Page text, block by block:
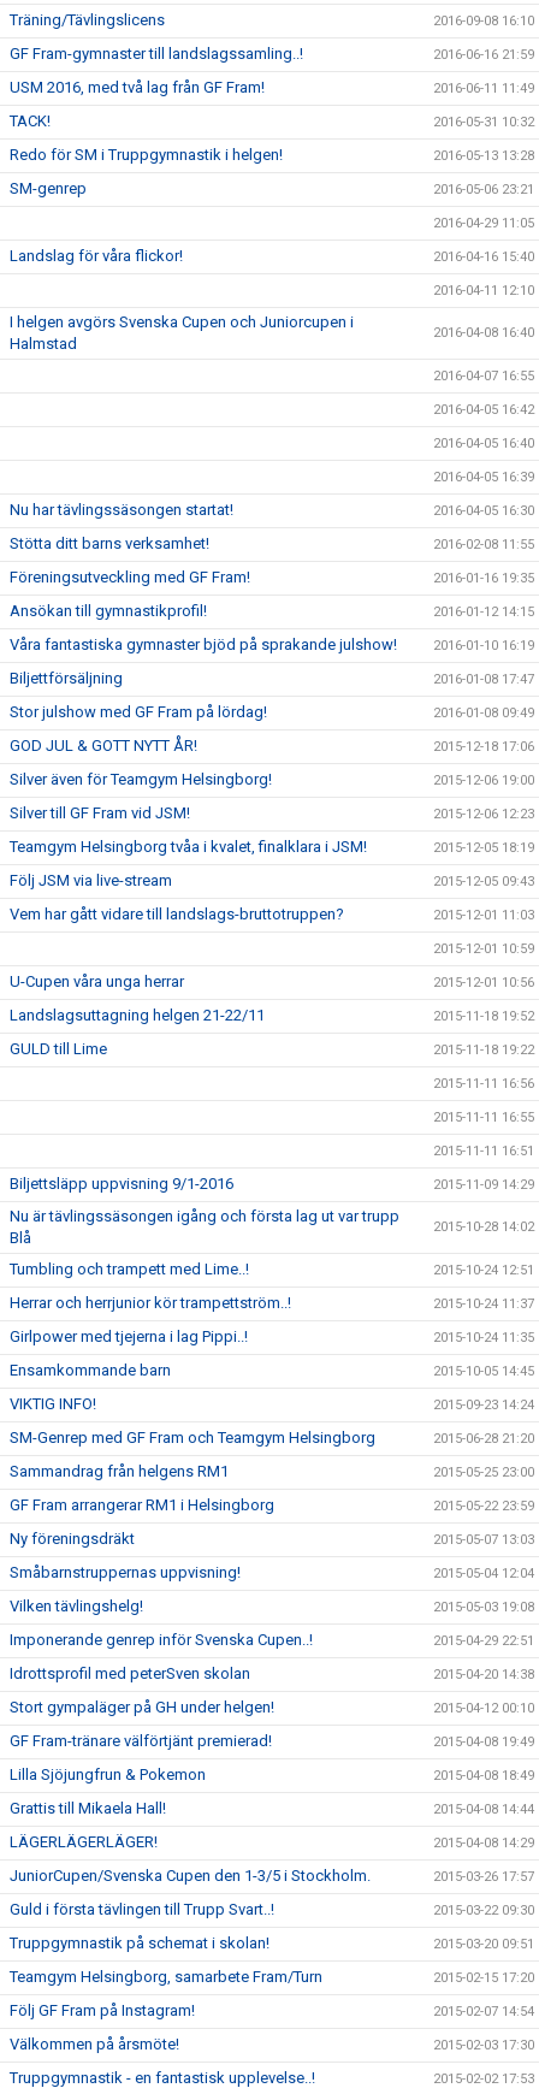
Träning/Tävlingslicens 2016-09-08 16:10
GF Fram-gymnaster till landslagssamling..! 2016-06-16 21:59
USM 2016, med två lag från GF Fram! 2016-06-11 11:49
TACK! 2016-05-31 10:32
Redo för SM i Truppgymnastik i helgen! 2016-05-13 13:28
SM-genrep 2016-05-06 23:21
2016-04-29 11:05
Landslag för våra flickor! 2016-04-16 15:40
2016-04-11 12:10
I helgen avgörs Svenska Cupen och Juniorcupen i
Halmstad
2016-04-08 16:40
2016-04-07 16:55
2016-04-05 16:42
2016-04-05 16:40
2016-04-05 16:39
Nu har tävlingssäsongen startat! 2016-04-05 16:30
Stötta ditt barns verksamhet! 2016-02-08 11:55
Föreningsutveckling med GF Fram! 2016-01-16 19:35
Ansökan till gymnastikprofil! 2016-01-12 14:15
Våra fantastiska gymnaster bjöd på sprakande julshow! 2016-01-10 16:19
Biljettförsäljning 2016-01-08 17:47
Stor julshow med GF Fram på lördag! 2016-01-08 09:49
GOD JUL & GOTT NYTT ÅR! 2015-12-18 17:06
Silver även för Teamgym Helsingborg! 2015-12-06 19:00
Silver till GF Fram vid JSM! 2015-12-06 12:23
Teamgym Helsingborg tvåa i kvalet, finalklara i JSM! 2015-12-05 18:19
Följ JSM via live-stream 2015-12-05 09:43
Vem har gått vidare till landslags-bruttotruppen? 2015-12-01 11:03
2015-12-01 10:59
U-Cupen våra unga herrar 2015-12-01 10:56
Landslagsuttagning helgen 21-22/11 2015-11-18 19:52
GULD till Lime 2015-11-18 19:22
2015-11-11 16:56
2015-11-11 16:55
2015-11-11 16:51
Biljettsläpp uppvisning 9/1-2016 2015-11-09 14:29
Nu är tävlingssäsongen igång och första lag ut var trupp
Blå
2015-10-28 14:02
Tumbling och trampett med Lime..! 2015-10-24 12:51
Herrar och herrjunior kör trampettström..! 2015-10-24 11:37
Girlpower med tjejerna i lag Pippi..! 2015-10-24 11:35
Ensamkommande barn 2015-10-05 14:45
VIKTIG INFO! 2015-09-23 14:24
SM-Genrep med GF Fram och Teamgym Helsingborg 2015-06-28 21:20
Sammandrag från helgens RM1 2015-05-25 23:00
GF Fram arrangerar RM1 i Helsingborg 2015-05-22 23:59
Ny föreningsdräkt 2015-05-07 13:03
Småbarnstruppernas uppvisning! 2015-05-04 12:04
Vilken tävlingshelg! 2015-05-03 19:08
Imponerande genrep inför Svenska Cupen..! 2015-04-29 22:51
Idrottsprofil med peterSven skolan 2015-04-20 14:38
Stort gympaläger på GH under helgen! 2015-04-12 00:10
GF Fram-tränare välförtjänt premierad! 2015-04-08 19:49
Lilla Sjöjungfrun & Pokemon 2015-04-08 18:49
Grattis till Mikaela Hall! 2015-04-08 14:44
LÄGERLÄGERLÄGER! 2015-04-08 14:29
JuniorCupen/Svenska Cupen den 1-3/5 i Stockholm. 2015-03-26 17:57
Guld i första tävlingen till Trupp Svart..! 2015-03-22 09:30
Truppgymnastik på schemat i skolan! 2015-03-20 09:51
Teamgym Helsingborg, samarbete Fram/Turn 2015-02-15 17:20
Följ GF Fram på Instagram! 2015-02-07 14:54
Välkommen på årsmöte! 2015-02-03 17:30
Truppgymnastik - en fantastisk upplevelse..! 2015-02-02 17:53